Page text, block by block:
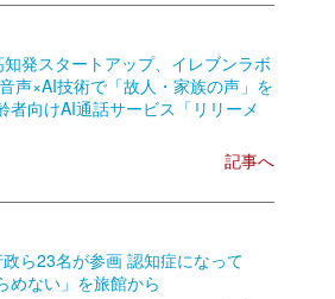
発スタートアップ、イレブンラボ
声×AI技術で「故人・家族の声」を
者向けAI通話サービス「リリーメ
記事へ
ら23名が参画 認知症になって
めない」を旅館から